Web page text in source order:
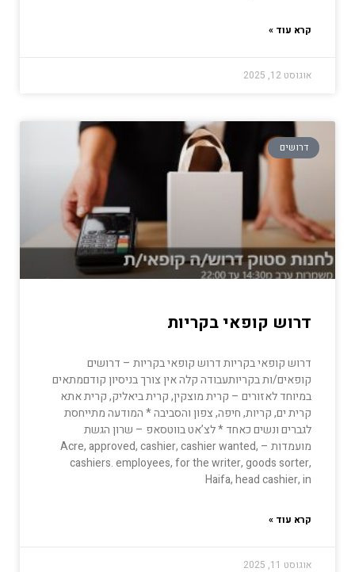
קרא עוד »
אוגוסט 12, 2025
דרושים
דרוש קופאי בקריות
דרוש קופאי בקריות דרוש קופאי בקריות – דרושים
קופאים/ות בקריותעבודה קלה אין צורך בניסיון קודםמתאים
במיוחד לאזורים – קרית מוצקין, קרית ביאליק, קרית אתא
קרית ים, קריות, חיפה, צפון והסביבה * המודעה מתייחסת
לגברים ונשים כאחד * לצ’אט בווטסאפ – שרון הגשת
מועמדות – Acre, approved, cashier, cashier wanted,
cashiers. employees, for the writer, goods sorter,
Haifa, head cashier, in
קרא עוד »
אוגוסט 11, 2025